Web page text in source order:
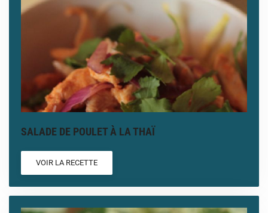
SALADE DE POULET À LA THAÏ
VOIR LA RECETTE